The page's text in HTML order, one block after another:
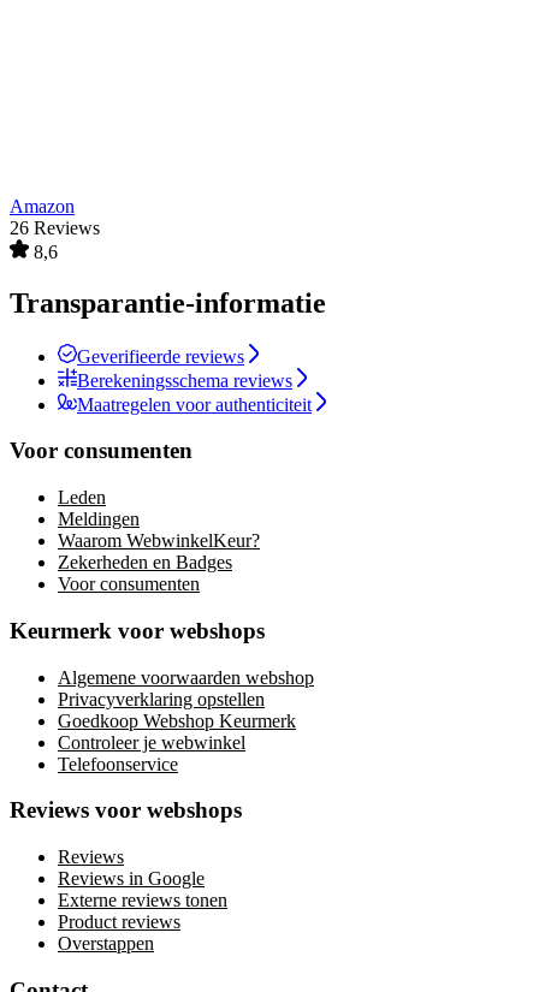
Amazon
26 Reviews
8,6
Transparantie-informatie
Geverifieerde reviews
Berekeningsschema reviews
Maatregelen voor authenticiteit
Voor consumenten
Leden
Meldingen
Waarom WebwinkelKeur?
Zekerheden en Badges
Voor consumenten
Keurmerk voor webshops
Algemene voorwaarden webshop
Privacyverklaring opstellen
Goedkoop Webshop Keurmerk
Controleer je webwinkel
Telefoonservice
Reviews voor webshops
Reviews
Reviews in Google
Externe reviews tonen
Product reviews
Overstappen